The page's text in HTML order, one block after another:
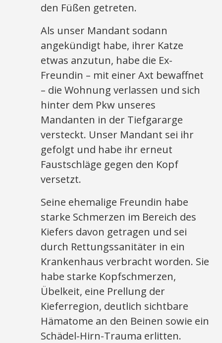
den Füßen getreten.
Als unser Mandant sodann
angekündigt habe, ihrer Katze
etwas anzutun, habe die Ex-
Freundin – mit einer Axt bewaffnet
– die Wohnung verlassen und sich
hinter dem Pkw unseres
Mandanten in der Tiefgararge
versteckt. Unser Mandant sei ihr
gefolgt und habe ihr erneut
Faustschläge gegen den Kopf
versetzt.
Seine ehemalige Freundin habe
starke Schmerzen im Bereich des
Kiefers davon getragen und sei
durch Rettungssanitäter in ein
Krankenhaus verbracht worden. Sie
habe starke Kopfschmerzen,
Übelkeit, eine Prellung der
Kieferregion, deutlich sichtbare
Hämatome an den Beinen sowie ein
Schädel-Hirn-Trauma erlitten.